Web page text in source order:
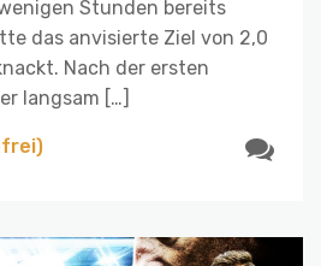
Stunden bereits
das anvisierte Ziel von 2,0
Nach der ersten
langsam […]